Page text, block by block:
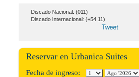
Discado Nacional: (011)
Discado Internacional: (+54 11)
Tweet
Reservar en Urbanica Suites
Fecha de ingreso: